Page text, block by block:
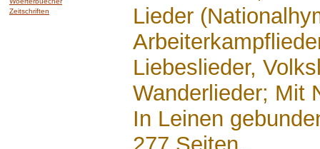
Zeitschriften
Lieder
Liebeslieder,
Wanderlieder; Mit
In Leinen